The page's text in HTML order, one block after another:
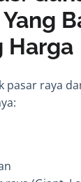
Harga
pasar raya